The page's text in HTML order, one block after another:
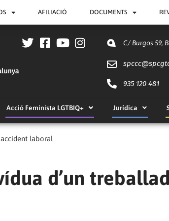
AFILIACIÓ DOCUMENTS
C/ Burgos 59,
spccc@
935 120 481
Acció Feminista LGTBIQ+ Jurídica
laboral
d’un